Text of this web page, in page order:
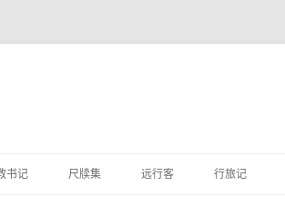
至
正
书记 尺牍集 远行客 行旅记